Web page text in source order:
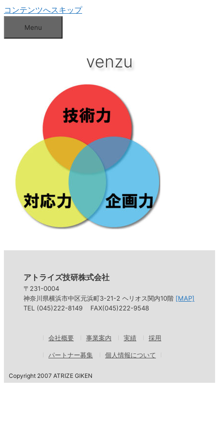
コンテンツへスキップ
Menu
venzu
アトライズ技研株式会社
〒231-0004
神奈川県横浜市中区元浜町3-21-2 ヘリオス関内10階 [MAP]
TEL (045)222-8149 FAX(045)222-9548
会社概要 事業案内 実績 採用
パートナー募集 個人情報について
Copyright 2007 ATRIZE GIKEN